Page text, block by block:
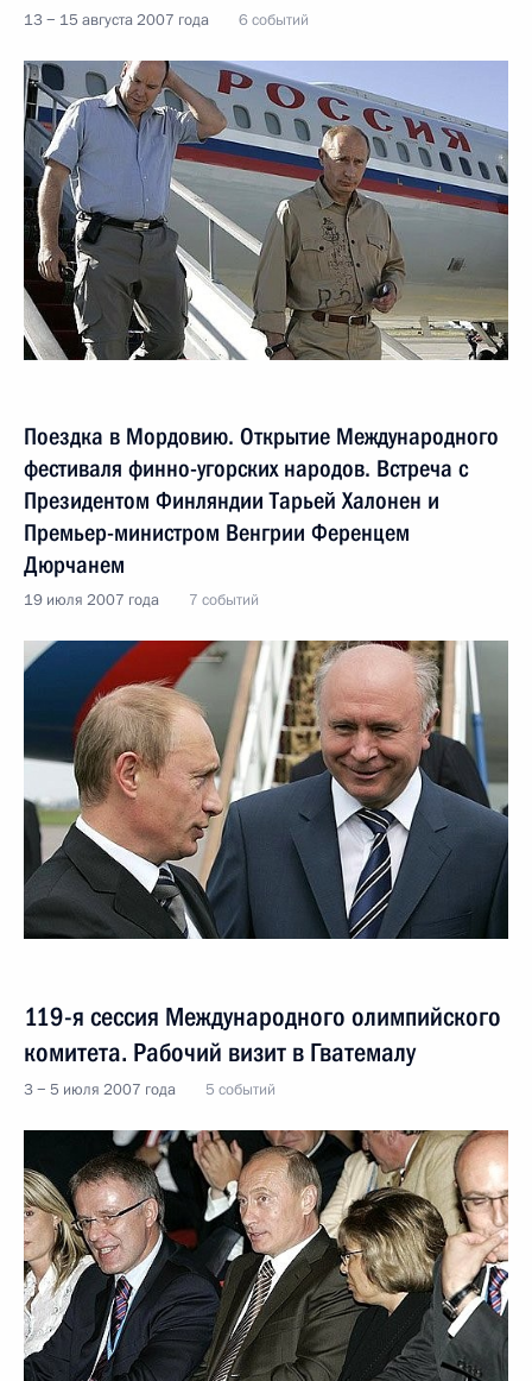
13 − 15 августа 2007 года 6 событий
Поездка в Мордовию. Открытие Международного
фестиваля финно-угорских народов. Встреча с
Президентом Финляндии Тарьей Халонен и
Премьер-министром Венгрии Ференцем
Дюрчанем
19 июля 2007 года 7 событий
119-я сессия Международного олимпийского
комитета. Рабочий визит в Гватемалу
3 − 5 июля 2007 года 5 событий